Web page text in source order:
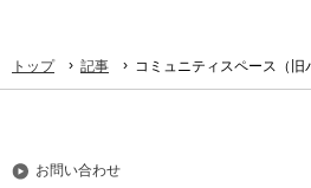
トップ › 記事 › コミュニティスペース（
お問い合わせ